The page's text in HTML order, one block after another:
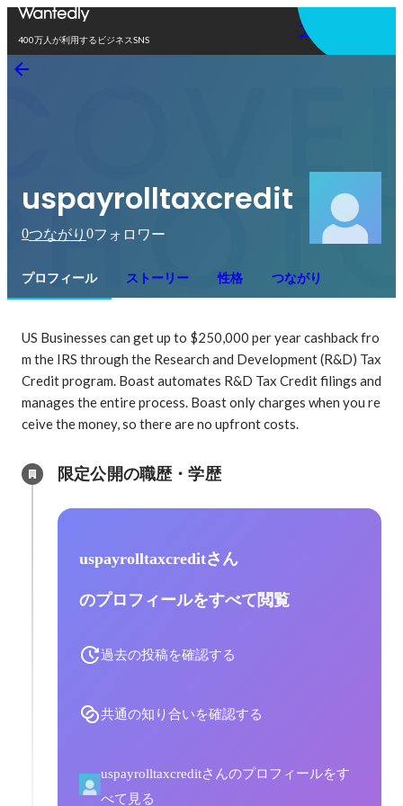
400万人が利用するビジネスSNS
アプリを使う
uspayrolltaxcredit
0つながり 0フォロワー
プロフィール ストーリー 性格 つながり
US Businesses can get up to $250,000 per year cashback fro
m the IRS through the Research and Development (R&D) Tax
Credit program. Boast automates R&D Tax Credit filings and
manages the entire process. Boast only charges when you re
ceive the money, so there are no upfront costs.
限定公開の職歴・学歴
uspayrolltaxcreditさん
のプロフィールをすべて閲覧
過去の投稿を確認する
共通の知り合いを確認する
uspayrolltaxcreditさんのプロフィールをす
べて見る